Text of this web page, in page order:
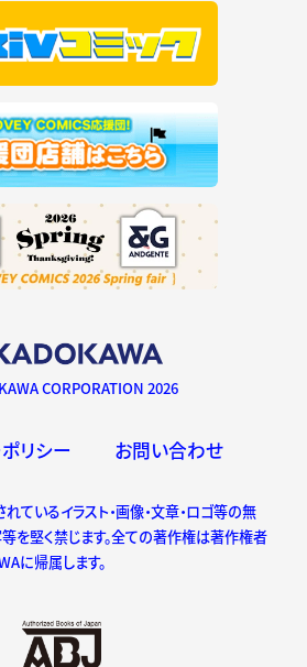
CORPORATION 2026
リシー お問い合わせ
ているイラスト・画像・文章・ロゴ等の無
等を堅く禁じます。全ての著作権は著作権者
に帰属します。